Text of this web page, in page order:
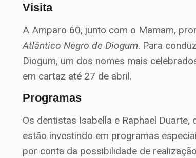
Visita
A Amparo 60, junto com o Mamam,
Atlântico Negro de Diogum. Para
Diogum, um dos nomes mais
em cartaz até 27 de abril.
Programas
Os dentistas Isabella e Raphael
estão investindo em programas
por conta da possibilidade de